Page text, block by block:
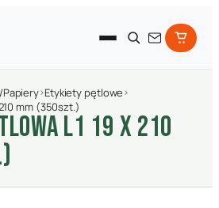
›Etykiety pętlowe›
mm (350szt.)
L1 19 X 210